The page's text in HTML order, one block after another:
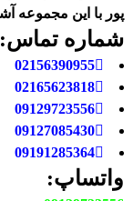
پور با این مجموعه
شماره تماس:
02156390955
02165623818
09129723556
09127085430
09191285364
واتساپ: